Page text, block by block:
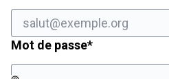
Mot de passe*Champ